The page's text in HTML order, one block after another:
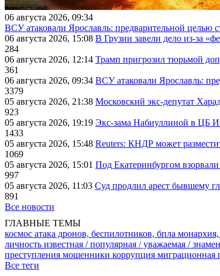
06 августа 2026, 09:34
ВСУ атаковали Ярославль: предварительной
06 августа 2026, 15:08 В Грузии завели дело из-за
284
06 августа 2026, 12:14 Трамп пригрозил тюрьмой
361
06 августа 2026, 09:34 ВСУ атаковали Ярославль:
3379
05 августа 2026, 21:38 Московский экс-депутат
923
05 августа 2026, 19:19 Экс-зама Набиуллиной в ЦБ
1433
05 августа 2026, 15:48 Reuters: КНДР может
1069
05 августа 2026, 15:01 Под Екатеринбургом
997
05 августа 2026, 11:03 Суд продлил арест бывшему
891
Все новости
ГЛАВНЫЕ ТЕМЫ
космос атака дронов, беспилотников, бпла монархия,
личность известная / популярная / уважаемая /
преступления мошенники коррупция миграционная
Все теги